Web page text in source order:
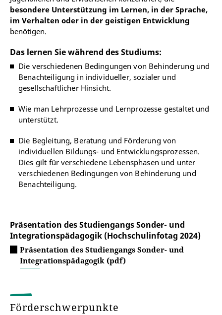
besondere Unterstützung im Lernen, in der Sprache,
im Verhalten oder in der geistigen Entwicklung
benötigen.
Das lernen Sie während des Studiums:
Die verschiedenen Bedingungen von Behinderung und
Benachteiligung in individueller, sozialer und
gesellschaftlicher Hinsicht.
Wie man Lehrprozesse und Lernprozesse gestaltet und
unterstützt.
Die Begleitung, Beratung und Förderung von
individuellen Bildungs- und Entwicklungsprozessen.
Dies gilt für verschiedene Lebensphasen und unter
verschiedenen Bedingungen von Behinderung und
Benachteiligung.
Präsentation des Studiengangs Sonder- und
Integrationspädagogik (Hochschulinfotag 2024)
Präsentation des Studiengangs Sonder- und
Integrationspädagogik (pdf)
Förderschwerpunkte